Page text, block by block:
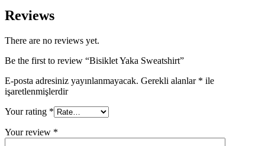
Reviews
There are no reviews yet.
Be the first to review “Bisiklet Yaka Sweatshirt”
E-posta adresiniz yayınlanmayacak. Gerekli alanlar * ile
işaretlenmişlerdir
Your rating *
Your review *